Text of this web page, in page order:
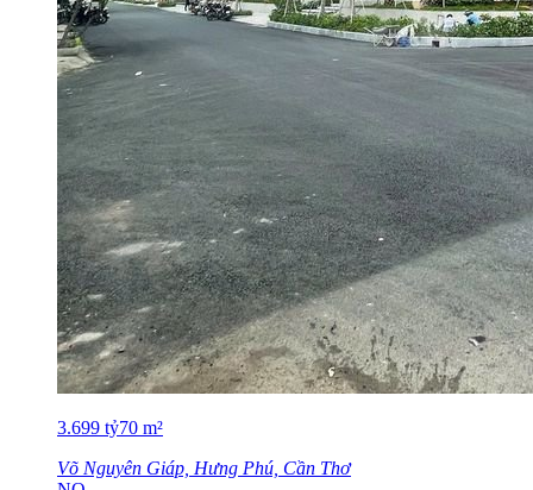
3.699 tỷ70 m²
Võ Nguyên Giáp, Hưng Phú, Cần Thơ